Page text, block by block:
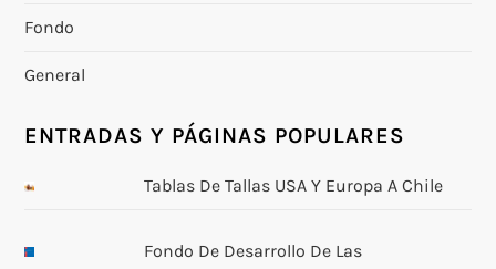
Fondo
General
ENTRADAS Y PÁGINAS POPULARES
Tablas De Tallas USA Y Europa A Chile
Fondo De Desarrollo De Las